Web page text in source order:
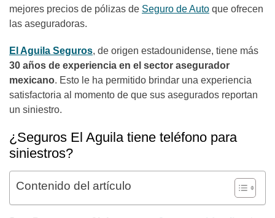
mejores precios de pólizas de Seguro de Auto que ofrecen
las aseguradoras.
El Aguila Seguros, de origen estadounidense, tiene más
30 años de experiencia en el sector asegurador
mexicano. Esto le ha permitido brindar una experiencia
satisfactoria al momento de que sus asegurados reportan
un siniestro.
¿Seguros El Aguila tiene teléfono para
siniestros?
Contenido del artículo